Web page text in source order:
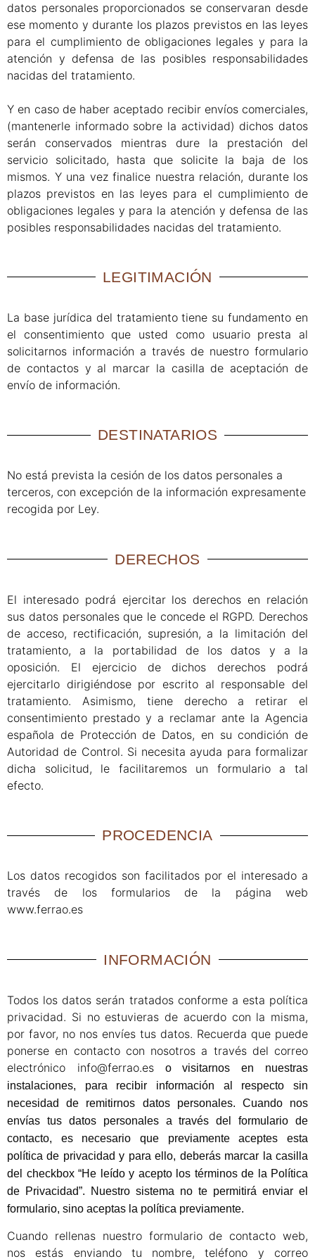
datos personales proporcionados se conservaran desde
ese momento y durante los plazos previstos en las leyes
para el cumplimiento de obligaciones legales y para la
atención y defensa de las posibles responsabilidades
nacidas del tratamiento.
Y en caso de haber aceptado recibir envíos comerciales,
(mantenerle informado sobre la actividad) dichos datos
serán conservados mientras dure la prestación del
servicio solicitado, hasta que solicite la baja de los
mismos. Y una vez finalice nuestra relación, durante los
plazos previstos en las leyes para el cumplimiento de
obligaciones legales y para la atención y defensa de las
posibles responsabilidades nacidas del tratamiento.
LEGITIMACIÓN​
La base jurídica del tratamiento tiene su fundamento en
el consentimiento que usted como usuario presta al
solicitarnos información a través de nuestro formulario
de contactos y al marcar la casilla de aceptación de
envío de información.
DESTINATARIOS
No está prevista la cesión de los datos personales a
terceros, con excepción de la información expresamente
recogida por Ley.
DERECHOS
El interesado podrá ejercitar los derechos en relación
sus datos personales que le concede el RGPD. Derechos
de acceso, rectificación, supresión, a la limitación del
tratamiento, a la portabilidad de los datos y a la
oposición. El ejercicio de dichos derechos podrá
ejercitarlo dirigiéndose por escrito al responsable del
tratamiento. Asimismo, tiene derecho a retirar el
consentimiento prestado y a reclamar ante la Agencia
española de Protección de Datos, en su condición de
Autoridad de Control. Si necesita ayuda para formalizar
dicha solicitud, le facilitaremos un formulario a tal
efecto.
PROCEDENCIA
Los datos recogidos son facilitados por el interesado a
través de los formularios de la página web
www.ferrao.es
INFORMACIÓN
Todos los datos serán tratados conforme a esta política
privacidad. Si no estuvieras de acuerdo con la misma,
por favor, no nos envíes tus datos. Recuerda que puede
ponerse en contacto con nosotros a través del correo
electrónico info@ferrao.eso visitarnos en nuestras
instalaciones, para recibir información al respecto sin
necesidad de remitirnos datos personales. Cuando nos
envías tus datos personales a través del formulario de
contacto, es necesario que previamente aceptes esta
política de privacidad y para ello, deberás marcar la casilla
del checkbox “He leído y acepto los términos de la Política
de Privacidad”. Nuestro sistema no te permitirá enviar el
formulario, sino aceptas la política previamente.
Cuando rellenas nuestro formulario de contacto web,
nos estás enviando tu nombre, teléfono y correo